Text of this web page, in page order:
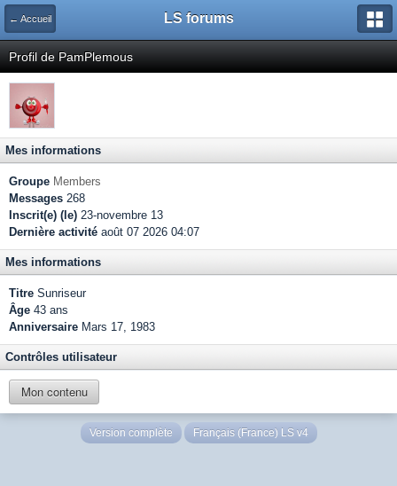
← Accueil LS forums
Profil de PamPlemous
Mes informations
Groupe Members
Messages 268
Inscrit(e) (le) 23-novembre 13
Dernière activité août 07 2026 04:07
Mes informations
Titre Sunriseur
Âge 43 ans
Anniversaire Mars 17, 1983
Contrôles utilisateur
Mon contenu
Version complète Français (France) LS v4